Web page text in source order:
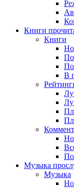
Книги
Книги
По
По
В
По
Музыка
Музыка